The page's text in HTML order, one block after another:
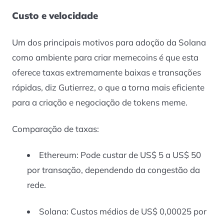
Custo e velocidade
Um dos principais motivos para adoção da Solana
como ambiente para criar memecoins é que esta
oferece taxas extremamente baixas e transações
rápidas, diz Gutierrez, o que a torna mais eficiente
para a criação e negociação de tokens meme.
Comparação de taxas:
Ethereum: Pode custar de US$ 5 a US$ 50
por transação, dependendo da congestão da
rede.
Solana: Custos médios de US$ 0,00025 por